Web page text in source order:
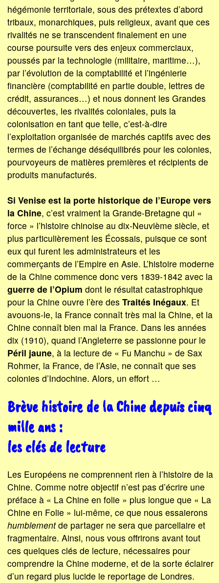
hégémonie territoriale, sous des prétextes d’abord
tribaux, monarchiques, puis religieux, avant que ces
rivalités ne se transcendent finalement en une
course poursuite vers des enjeux commerciaux,
poussés par la technologie (militaire, maritime…),
par l’évolution de la comptabilité et l’ingénierie
financière (comptabilité en partie double, lettres de
crédit, assurances…) et nous donnent les Grandes
découvertes, les rivalités coloniales, puis la
colonisation en tant que telle, c’est-à-dire
l’exploitation organisée de marchés captifs avec des
termes de l’échange déséquilibrés pour les colonies,
pourvoyeurs de matières premières et récipients de
produits manufacturés.
Si Venise est la porte historique de l’Europe vers
la Chine, c’est vraiment la Grande-Bretagne qui «
force » l’histoire chinoise au dix-Neuvième siècle, et
plus particulièrement les Écossais, puisque ce sont
eux qui furent les administrateurs et les
commerçants de l’Empire en Asie. L’histoire moderne
de la Chine commence donc vers 1839-1842 avec la
guerre de l’Opium dont le résultat catastrophique
pour la Chine ouvre l’ère des Traités Inégaux. Et
avouons-le, la France connaît très mal la Chine, et la
Chine connaît bien mal la France. Dans les années
dix (1910), quand l’Angleterre se passionne pour le
Péril jaune, à la lecture de « Fu Manchu » de Sax
Rohmer, la France, de l’Asie, ne connaît que ses
colonies d’Indochine. Alors, un effort …
Brève histoire de la Chine depuis cinq
mille ans :
les clés de lecture
Les Européens ne comprennent rien à l’histoire de la
Chine. Comme notre objectif n’est pas d’écrire une
préface à « La Chine en folie » plus longue que « La
Chine en Folie » lui-même, ce que nous essaierons
humblementde partager ne sera que parcellaire et
fragmentaire. Ainsi, nous vous offrirons avant tout
ces quelques clés de lecture, nécessaires pour
comprendre la Chine moderne, et de la sorte éclairer
d’un regard plus lucide le reportage de Londres.